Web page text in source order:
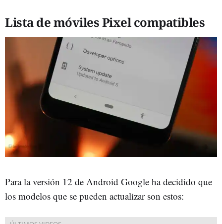
Lista de móviles Pixel compatibles
Para la versión 12 de Android Google ha decidido que
los modelos que se pueden actualizar son estos: